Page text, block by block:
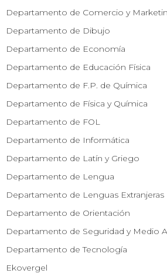
Departamento de Comercio y
Departamento de Dibujo
Departamento de Economía
Departamento de Educación Física
Departamento de F.P. de Química
Departamento de Física y Química
Departamento de FOL
Departamento de Informática
Departamento de Latín y Griego
Departamento de Lengua
Departamento de Lenguas Extranjeras
Departamento de Orientación
Departamento de Seguridad y Medio
Departamento de Tecnología
Ekovergel